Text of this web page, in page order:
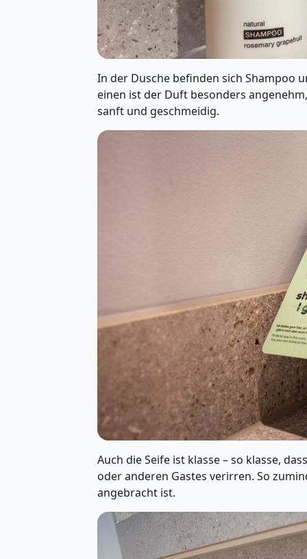
In der Dusche befinden sich Shampoo
einen ist der Duft besonders
sanft und geschmeidig.
Auch die Seife ist klasse – so klasse,
oder anderen Gastes verirren. So
angebracht ist.